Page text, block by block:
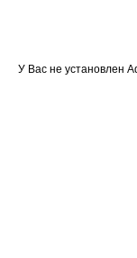
У Вас не установлен